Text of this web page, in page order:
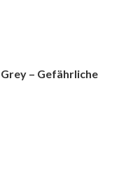
– Gefährliche